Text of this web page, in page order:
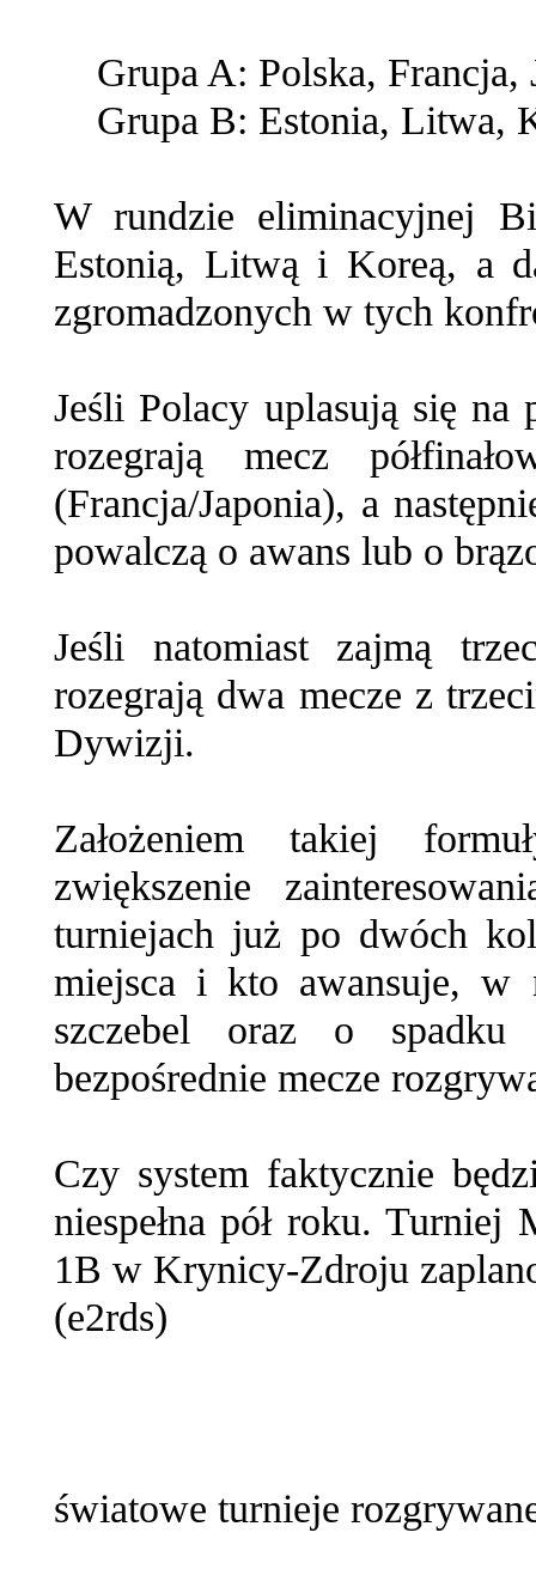
Grupa A: Polska, Francja,
Grupa B: Estonia, Litwa,
W rundzie eliminacyjnej
Estonią, Litwą i Koreą, a
zgromadzonych w tych
Jeśli Polacy uplasują się
rozegrają mecz
(Francja/Japonia), a
powalczą o awans lub o
Jeśli natomiast zajmą
rozegrają dwa mecze z
Dywizji.
Założeniem takiej
zwiększenie
turniejach już po dwóch
miejsca i kto awansuje, w
szczebel oraz o
bezpośrednie mecze
Czy system faktycznie
niespełna pół roku.
1B w Krynicy-Zdroju
(e2rds)
światowe turnieje